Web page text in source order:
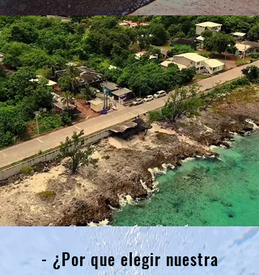
- ¿Por que elegir nuestra